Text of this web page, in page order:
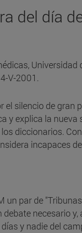
del día
Universidad
V-2001.
el silencio de
y explica la
diccionarios.
incapaces
un par de
necesario
y nadie del